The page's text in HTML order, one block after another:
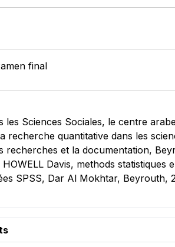
final
les Sciences Sociales, le centre
recherche quantitative dans les
recherches et la documentation,
Davis, methods statistiques
SPSS, Dar Al Mokhtar, Beyrouth,